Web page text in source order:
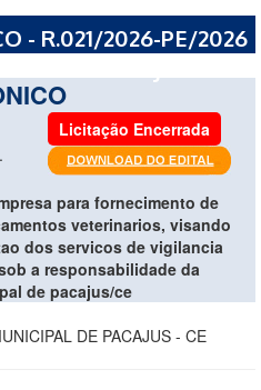
- R.021/2026-PE/2026
Licitação Encerrada
para fornecimento de
veterinarios, visando
dos servicos de vigilancia
a responsabilidade da
de pacajus/ce
DE PACAJUS - CE